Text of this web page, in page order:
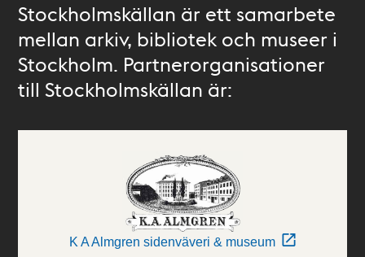
Stockholmskällan är ett samarbete
mellan arkiv, bibliotek och museer i
Stockholm. Partnerorganisationer
till Stockholmskällan är:
K A Almgren sidenväveri & museum